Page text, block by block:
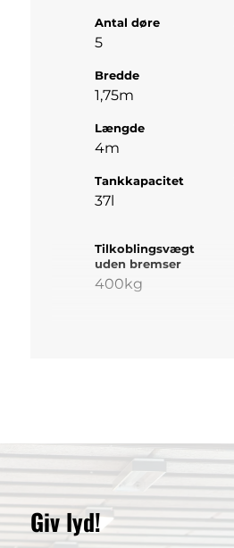
Antal døre
5
Bredde
1,75m
Længde
4m
Tankkapacitet
37l
Tilkoblingsvægt
uden bremser
400kg
Giv lyd!